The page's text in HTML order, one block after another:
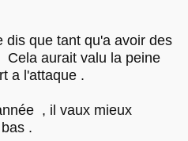
que tant qu'a avoir des
aurait valu la peine
a l'attaque .
, il vaux mieux
.